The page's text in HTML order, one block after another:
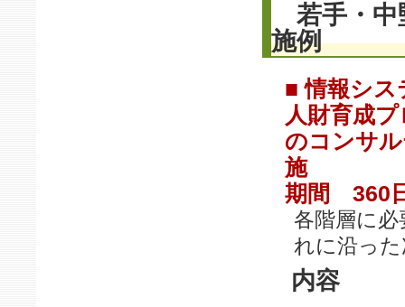
若手・中
施例
■ 情報シス
人財育成
のコンサ
施
期間 360
各階層に
れに沿っ
内容